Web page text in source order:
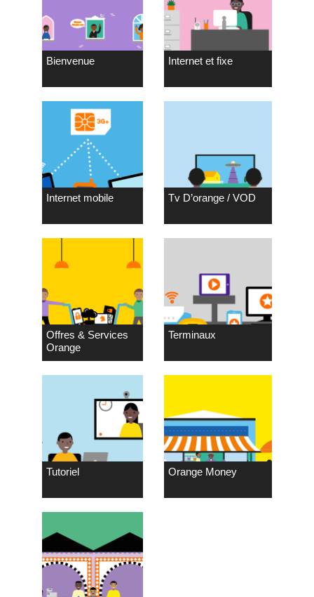
Bienvenue Internet et fixe
Internet mobile Tv D’orange / VOD
Offres & Services
Orange
Terminaux
Tutoriel Orange Money